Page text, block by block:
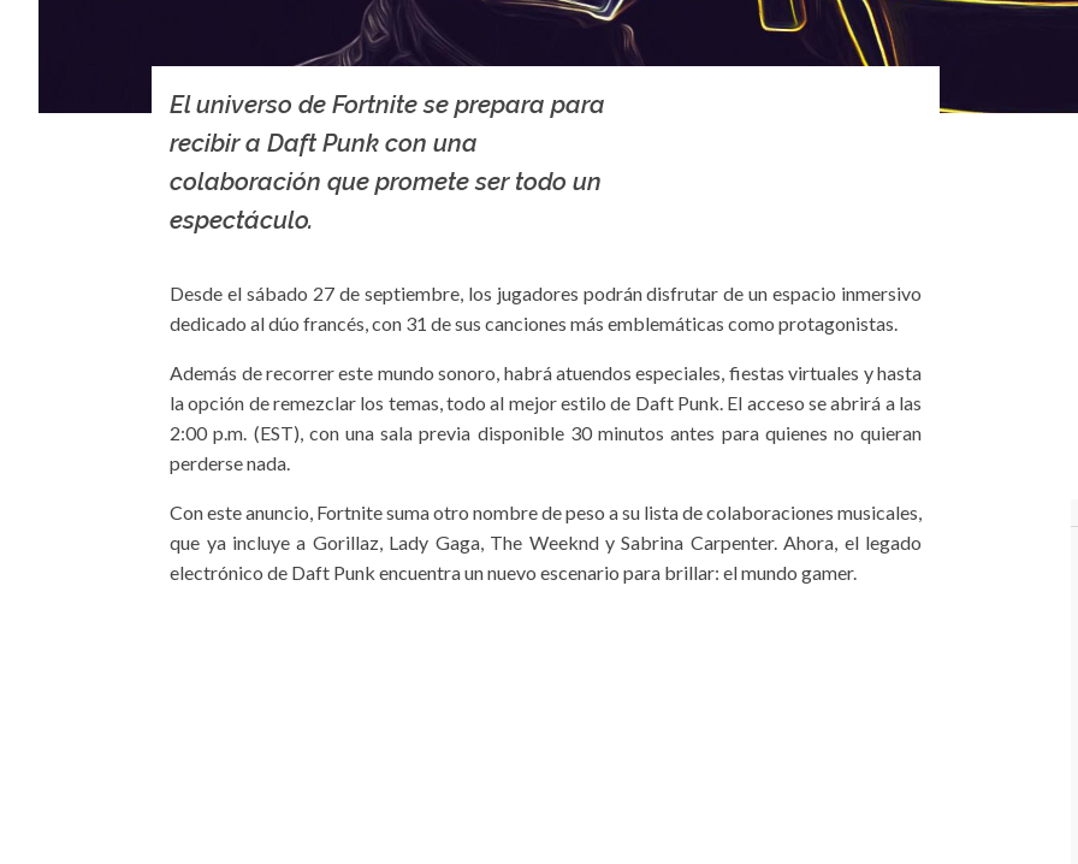
El universo de Fortnite se prepara para
recibir a Daft Punk con una
colaboración que promete ser todo un
espectáculo.
Desde el sábado 27 de septiembre, los jugadores podrán disfrutar de un espacio inmersivo
dedicado al dúo francés, con 31 de sus canciones más emblemáticas como protagonistas.
Además de recorrer este mundo sonoro, habrá atuendos especiales, fiestas virtuales y hasta
la opción de remezclar los temas, todo al mejor estilo de Daft Punk. El acceso se abrirá a las
2:00 p.m. (EST), con una sala previa disponible 30 minutos antes para quienes no quieran
perderse nada.
Con este anuncio, Fortnite suma otro nombre de peso a su lista de colaboraciones musicales,
que ya incluye a Gorillaz, Lady Gaga, The Weeknd y Sabrina Carpenter. Ahora, el legado
electrónico de Daft Punk encuentra un nuevo escenario para brillar: el mundo gamer.